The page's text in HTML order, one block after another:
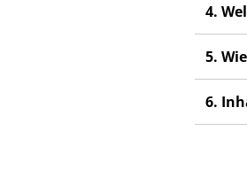
4.
5.
6.